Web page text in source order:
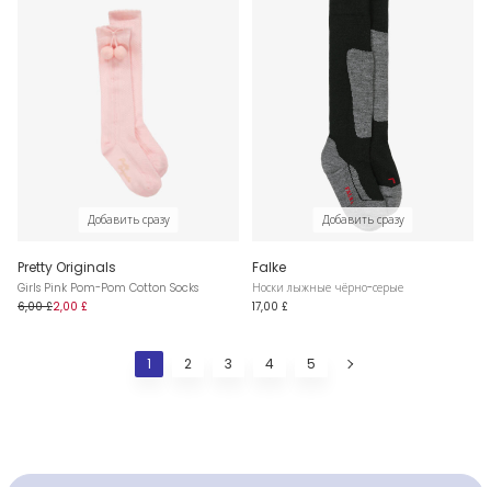
Добавить сразу
Pretty Originals
Girls Pink Pom-Pom Cotton Socks
6,00 £2,00 £
Добавить сразу
Falke
Носки лыжные чёрно-серые
17,00 £
1 2 3 4 5